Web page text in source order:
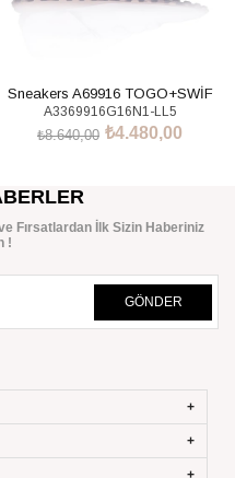
Sneakers A69916 TOGO+SWİF
BEJ+NATURAL
A3369916G16N1-LL5
₺4.480,00
₺8.640,00
Fırsatlardan İlk Sizin Haberiniz
!
GÖNDER